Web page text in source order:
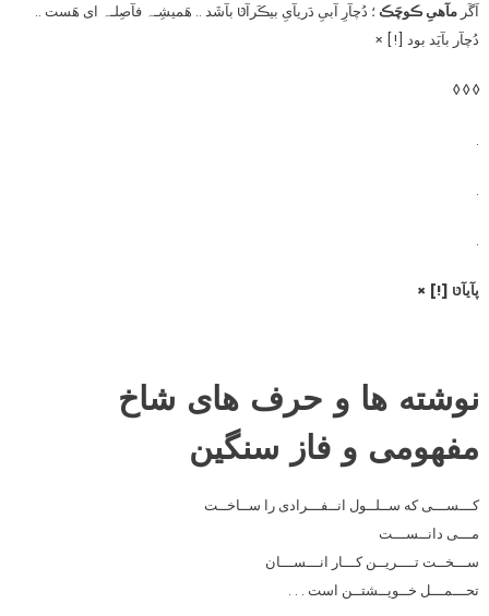
اَگَر مآهیِ ڪوچَڪ؛ دُچآرِ آبیِ دَریآیِ بیڪَرآטּ بآشَد .. هَمیشِـہ فآصِلـہ ای هَست ..
دُچآر بآیَد بود [!] ×
◊ ◊ ◊
.
.
.
پآیآטּ [!] ×
نوشته ها و حرف های شاخ
مفهومی و فاز سنگین
کـــســـی که ســلــول انــفـــرادی را ســاخــت
مـــی دانــســـت
ســـخــت تــــریــن کـــار انـــســـان
تحـــمـــل خــویــشتــن است . . .